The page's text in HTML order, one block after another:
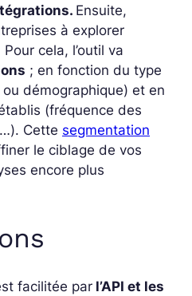
Ensuite,
à explorer
cela, l’outil va
; en fonction du type
démographique) et en
(fréquence des
Cette segmentation
le ciblage de vos
encore plus
facilitée par l’API et les